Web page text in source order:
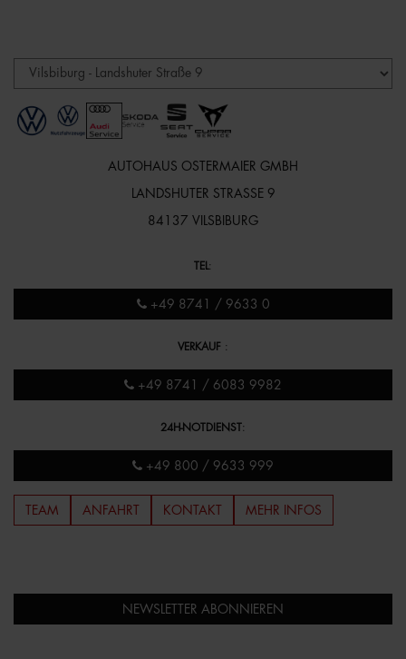
AUTOHAUS OSTERMAIER GMBH
LANDSHUTER STRASSE 9
84137 VILSBIBURG
TEL :
+49 8741 / 9633 0
VERKAUF :
+49 8741 / 6083 9982
24H-NOTDIENST:
+49 800 / 9633 999
TEAM ANFAHRT KONTAKT MEHR INFOS
NEWSLETTER ABONNIEREN